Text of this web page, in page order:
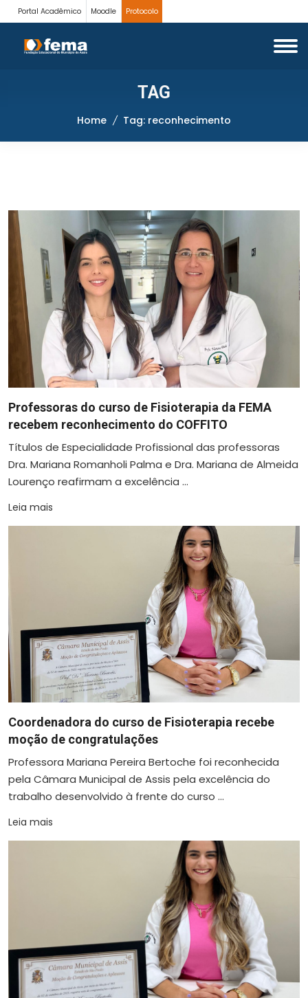
Portal Acadêmico Moodle Protocolo
TAG
Home Tag: reconhecimento
Professoras do curso de Fisioterapia da FEMA
recebem reconhecimento do COFFITO
Títulos de Especialidade Profissional das professoras
Dra. Mariana Romanholi Palma e Dra. Mariana de Almeida
Lourenço reafirmam a excelência ...
Leia mais
Coordenadora do curso de Fisioterapia recebe
moção de congratulações
Professora Mariana Pereira Bertoche foi reconhecida
pela Câmara Municipal de Assis pela excelência do
trabalho desenvolvido à frente do curso ...
Leia mais